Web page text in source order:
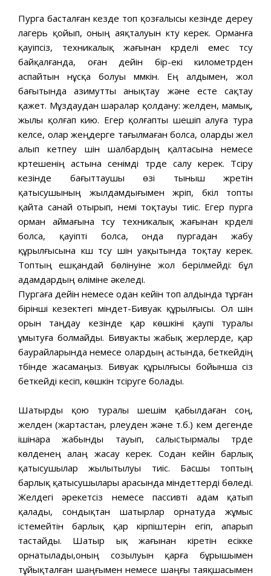
Пурга басталған кезде топ қозғалысы кезінде дереу
лагерь қойып, оның аяқталуын күту керек. Орманға
қауіпсіз, техникалық жағынан күрделі емес түсу
байқалғанда, оған дейін бір-екі километрден
аспайтын нұсқа болуы мүмкін. Ең алдымен, жол
бағытында азимутты анықтау және есте сақтау
қажет. Мұздаудан шаралар қолдану: желден, мамық,
жылы қолғап кию. Егер қолғапты шешіп алуға тура
келсе, олар жеңдерге тағылмаған болса, оларды жел
алып кетпеу үшін шалбардың қалтасына немесе
күртешенің астына сенімді түрде салу керек. Түсіру
кезінде бағыттаушы өзі тыныш жүретін
қатысушының жылдамдығымен жүріп, бүкіл топты
қайта санай отырып, үнемі тоқтауы тиіс. Егер пурга
орман аймағына түсу техникалық жағынан күрделі
болса, қауіпті болса, онда пургадан жабу
құрылғысына күш түсу үшін уақытында тоқтау керек.
Топтың ешқандай бөлінуіне жол берілмейді: бұл
адамдардың өліміне әкеледі.
Пургаға дейін немесе одан кейін топ алдында тұрған
бірінші кезектегі міндет-Бивуак құрылғысы. Ол үшін
орын таңдау кезінде қар көшкіні қаупі туралы
ұмытуға болмайды. Бивуакты жабық жерлерде, қар
баурайларында немесе олардың астында, беткейдің
түбінде жасамаңыз. Бивуак құрылғысы бойынша сіз
беткейді кесіп, көшкін түсіруге болады.
Шатырды қою туралы шешім қабылдаған соң,
желден (жартастан, үрлеуден және т.б.) кем дегенде
ішінара жабынды тауып, салыстырмалы түрде
көлденең алаң жасау керек. Содан кейін барлық
қатысушылар жылытылуы тиіс. Басшы топтың
барлық қатысушылары арасында міндеттерді бөледі.
Желдегі әрекетсіз немесе пассивті адам қатып
қалады, сондықтан шатырлар орнатуда жұмыс
істемейтін барлық қар кірпіштерін егіп, апарып
тастайды. Шатыр ық жағынан кіретін есікке
орнатылады,оның созылуын қарға бұрышымен
тұйықталған шаңғымен немесе шаңғы таяқшасымен